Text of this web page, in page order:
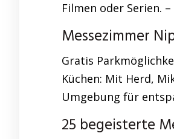
Filmen oder Serien. –
Messezimmer
Gratis
Küchen: Mit Herd,
Umgebung für
25 begeisterte